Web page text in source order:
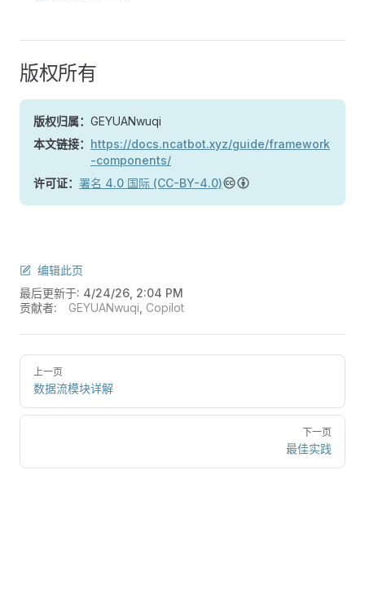
版权所有
版权归属： GEYUANwuqi
本文链接： https://docs.ncatbot.xyz/guide/framework
-components/
许可证： 署名 4.0 国际 (CC-BY-4.0)
编辑此页
最后更新于: 4/24/26, 2:04 PM
贡献者:
GEYUANwuqi Copilot
上一页
数据流模块详解
下一页
最佳实践